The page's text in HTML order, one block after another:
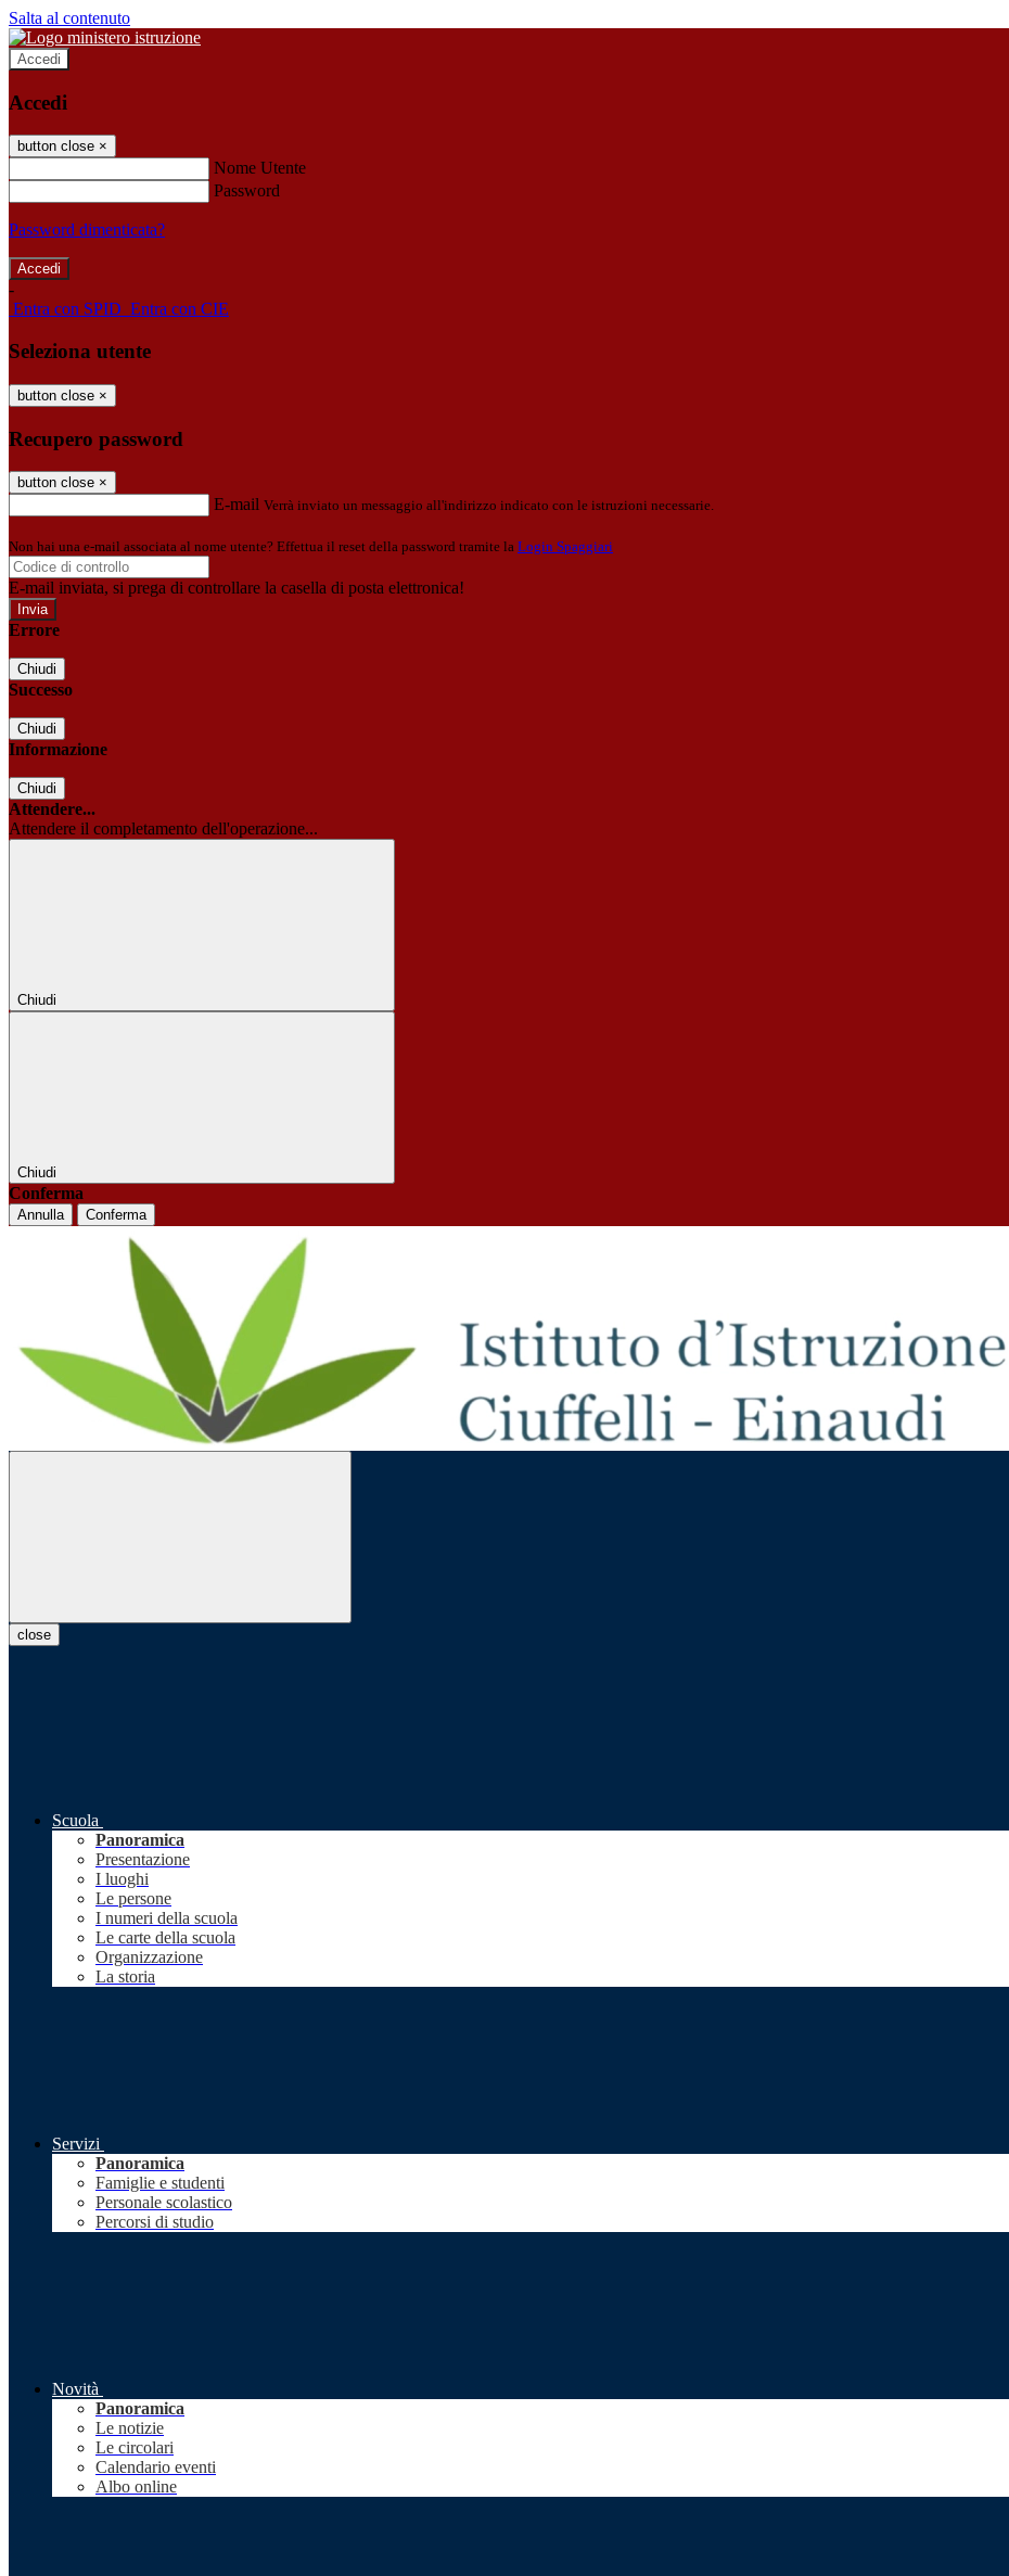
Salta al contenuto
Accedi
Accedi
button close ×
Nome Utente
Password
Password dimenticata?
-
Entra con SPID Entra con CIE
Seleziona utente
button close ×
Recupero password
button close ×
E-mail Verrà inviato un messaggio all'indirizzo indicato con le istruzioni necessarie.
Non hai una e-mail associata al nome utente? Effettua il reset della password tramite la Login Spaggiari
E-mail inviata, si prega di controllare la casella di posta elettronica!
Errore
Chiudi
Successo
Chiudi
Informazione
Chiudi
Attendere...
Attendere il completamento dell'operazione...
Chiudi
Chiudi
Conferma
Annulla Conferma
close
Scuola
Panoramica
Presentazione
I luoghi
Le persone
I numeri della scuola
Le carte della scuola
Organizzazione
La storia
Servizi
Panoramica
Famiglie e studenti
Personale scolastico
Percorsi di studio
Novità
Panoramica
Le notizie
Le circolari
Calendario eventi
Albo online